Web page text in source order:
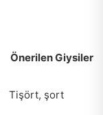
Önerilen Giysiler
Tişört, şort